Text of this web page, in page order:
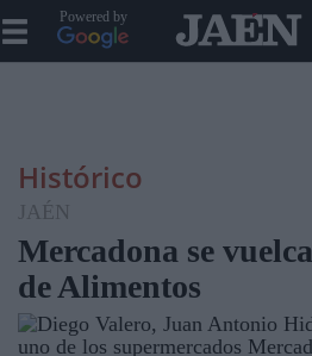
Powered by
Histórico
JAÉN
Mercadona se
de Alimentos